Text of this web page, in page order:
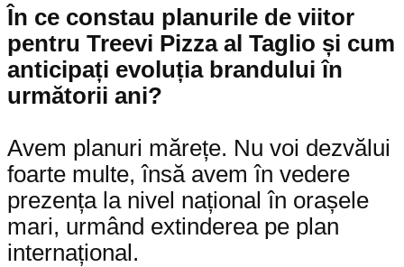
În ce constau planurile de viitor
pentru Treevi Pizza al Taglio și cum
anticipați evoluția brandului în
următorii ani?
Avem planuri mărețe. Nu voi dezvălui
foarte multe, însă avem în vedere
prezența la nivel național în orașele
mari, urmând extinderea pe plan
internațional.